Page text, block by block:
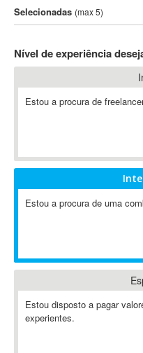
3DS Max
3GSM
802.11
A-GPS
ABAP
Abaqus
ABBYY FineReader
Ableton
Ableton Push
Abstract
Selecionadas (max 5)
Nível de experiência
Estou a procura de
Estou a procura de uma
Estou disposto a pagar
experientes.